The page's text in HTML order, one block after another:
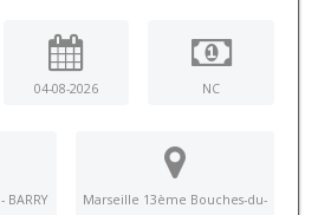
04-08-2026 NC
BARRY
Marseille 13ème Bouches-du-